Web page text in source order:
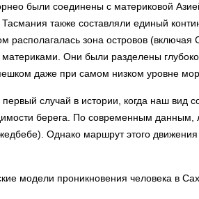
были соединены с материковой
также составляли единый
зона островов (включая
материками. Они были разделены
даже при самом низком уровне
случай в истории, когда наш вид
берега. По современным данным,
Однако маршрут этого
модели проникновения человека в